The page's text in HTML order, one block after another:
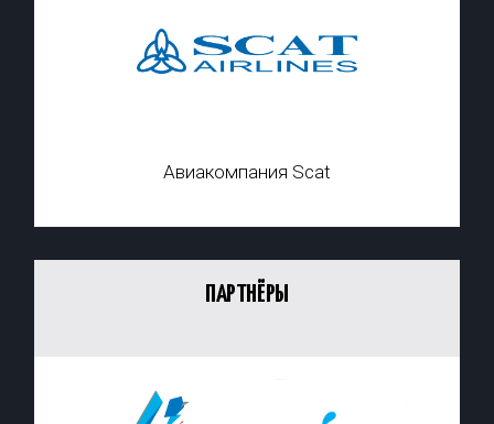
Авиакомпания Scat
ПАРТНЁРЫ